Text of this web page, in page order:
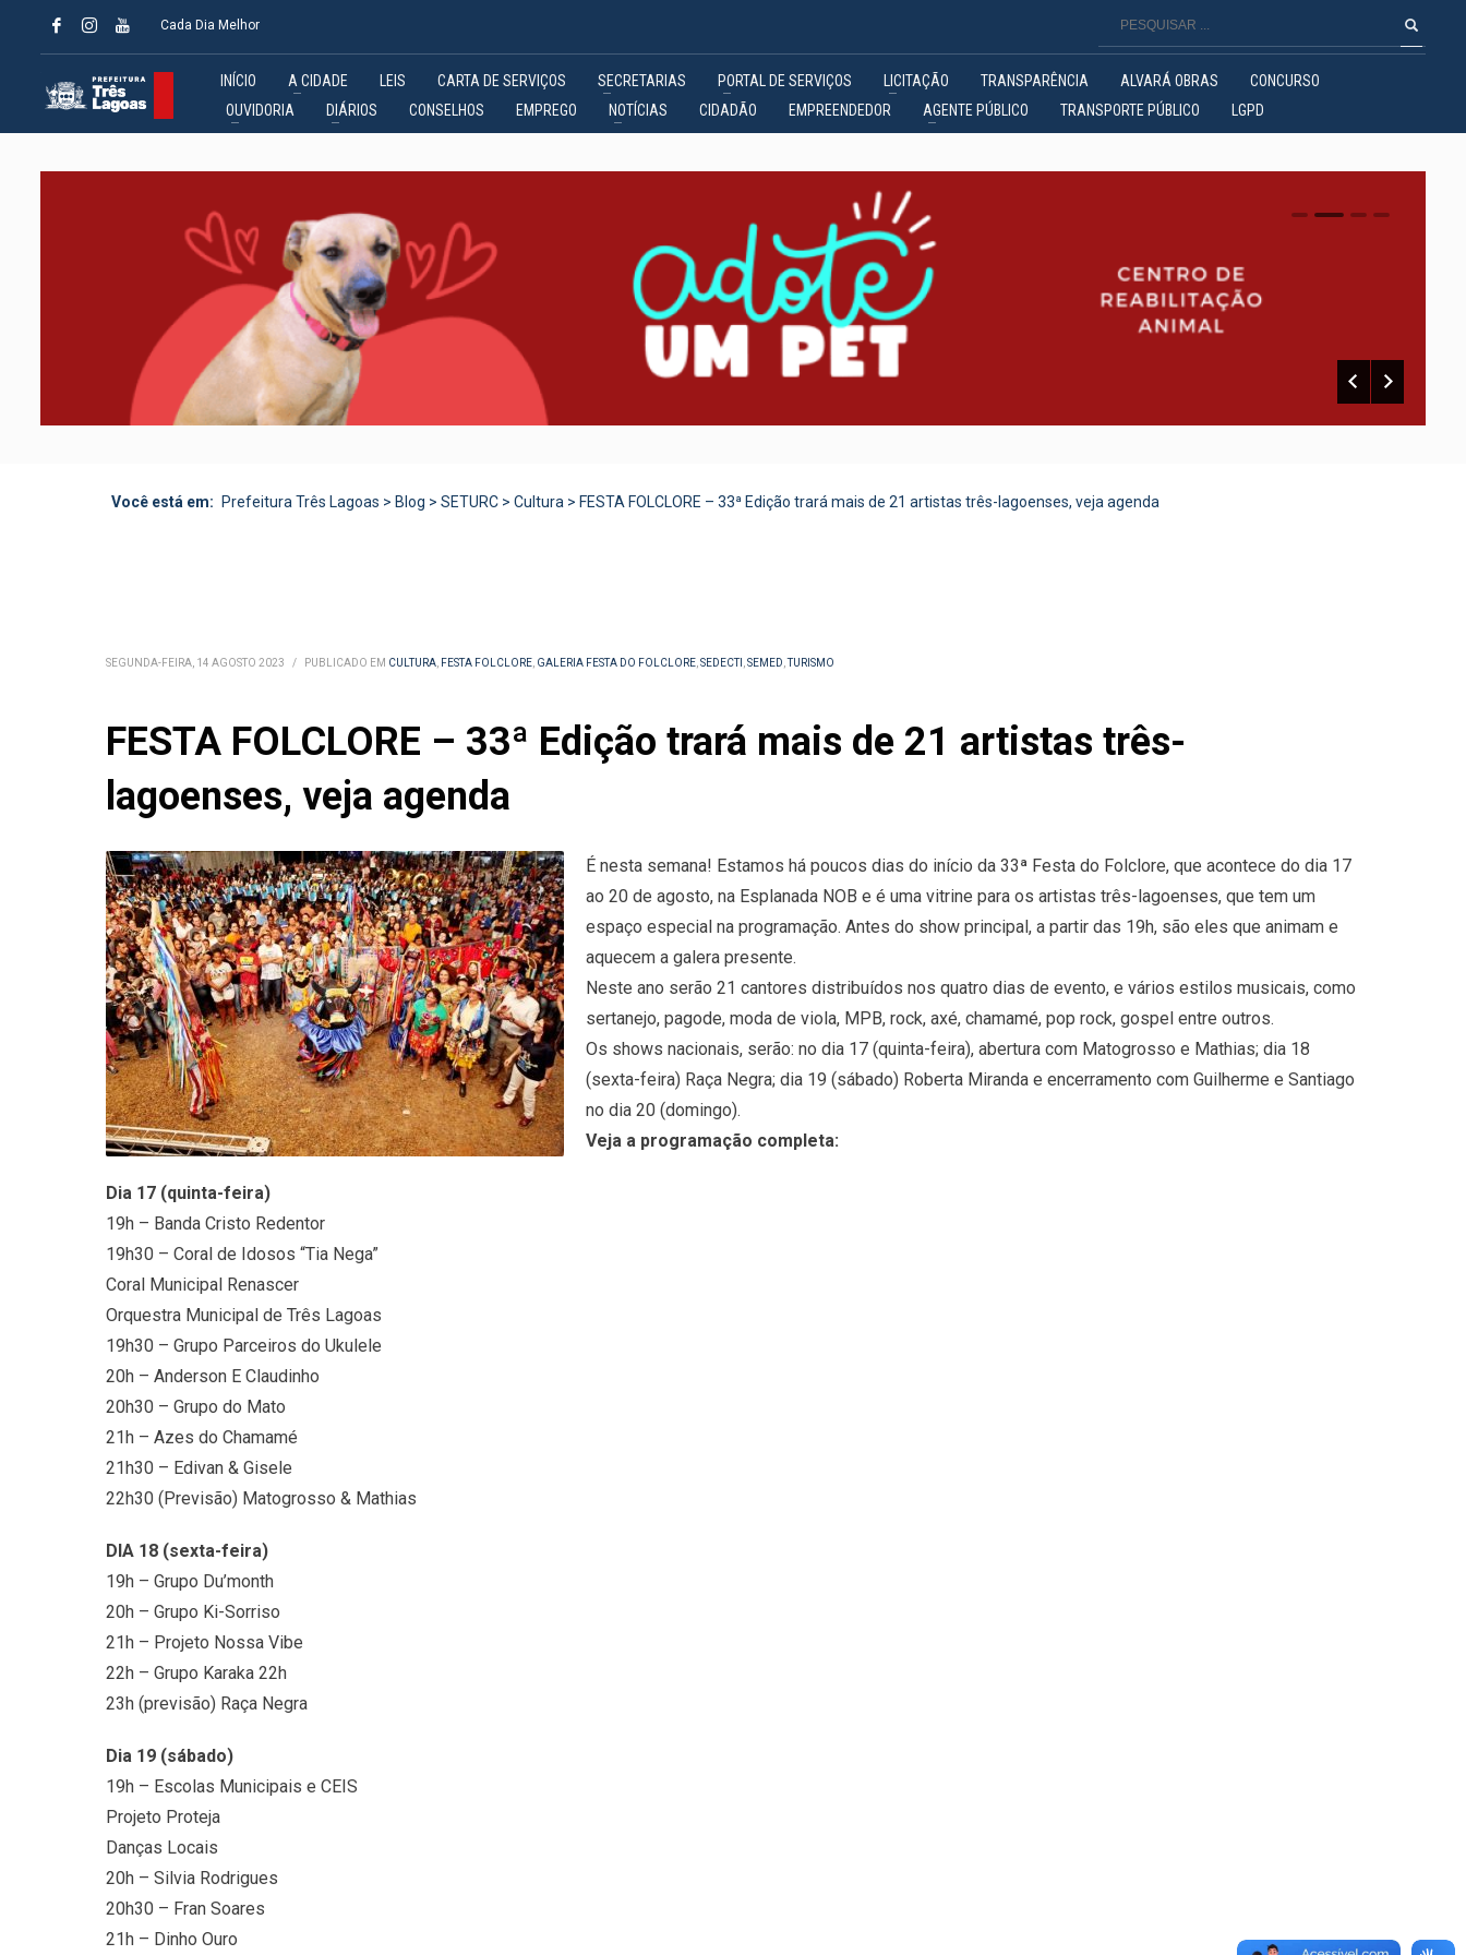
Cada Dia Melhor
INÍCIO A CIDADE LEIS CARTA DE SERVIÇOS SECRETARIAS PORTAL DE SERVIÇOS LICITAÇÃO TRANSPARÊNCIA ALVARÁ OBRAS
CONCURSO
OUVIDORIA
DIÁRIOS CONSELHOS EMPREGO NOTÍCIAS CIDADÃO EMPREENDEDOR AGENTE PÚBLICO TRANSPORTE PÚBLICO LGPD
0 1 2
Você está em: Prefeitura Três Lagoas > Blog > SETURC > Cultura > FESTA FOLCLORE – 33ª Edição trará mais de 21 artistas três-lagoenses, veja agenda
SEGUNDA-FEIRA, 14 AGOSTO 2023 / PUBLICADO EM CULTURA, FESTA FOLCLORE, GALERIA FESTA DO FOLCLORE,SEDECTI ,SEMED, TURISMO
FESTA FOLCLORE – 33ª Edição trará mais de 21 artistas três-
lagoenses, veja agenda
É nesta semana! Estamos há poucos dias do início da 33ª Festa do Folclore, que acontece do dia 17
ao 20 de agosto, na Esplanada NOB e é uma vitrine para os artistas três-lagoenses, que tem um
espaço especial na programação. Antes do show principal, a partir das 19h, são eles que animam e
aquecem a galera presente.
Neste ano serão 21 cantores distribuídos nos quatro dias de evento, e vários estilos musicais, como
sertanejo, pagode, moda de viola, MPB, rock, axé, chamamé, pop rock, gospel entre outros.
Os shows nacionais, serão: no dia 17 (quinta-feira), abertura com Matogrosso e Mathias; dia 18
(sexta-feira) Raça Negra; dia 19 (sábado) Roberta Miranda e encerramento com Guilherme e Santiago
no dia 20 (domingo).
Veja a programação completa:
Dia 17 (quinta-feira)
19h – Banda Cristo Redentor
19h30 – Coral de Idosos “Tia Nega”
Coral Municipal Renascer
Orquestra Municipal de Três Lagoas
19h30 – Grupo Parceiros do Ukulele
20h – Anderson E Claudinho
20h30 – Grupo do Mato
21h – Azes do Chamamé
21h30 – Edivan & Gisele
22h30 (Previsão) Matogrosso & Mathias
DIA 18 (sexta-feira)
19h – Grupo Du’month
20h – Grupo Ki-Sorriso
21h – Projeto Nossa Vibe
22h – Grupo Karaka 22h
23h (previsão) Raça Negra
Dia 19 (sábado)
19h – Escolas Municipais e CEIS
Projeto Proteja
Danças Locais
20h – Silvia Rodrigues
20h30 – Fran Soares
21h – Dinho Ouro